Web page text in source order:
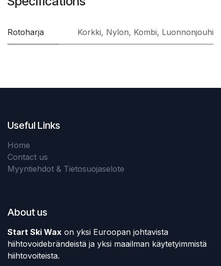
Rotoharja Korkki, Nylon, Kombi, Luonnonjouhi
Useful Links
Home
Contact us
Myyntiehdot & Tietosuojaselote
About us
Start Ski Wax on yksi Euroopan johtavista
hiihtovoidebrändeistä ja yksi maailman käytetyimmistä
hiihtovoiteista.